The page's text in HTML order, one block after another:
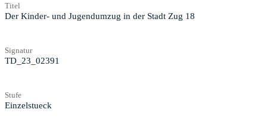
Titel
Der Kinder- und Jugendumzug in der Stadt Zug 18
Signatur
TD_23_02391
Stufe
Einzelstueck